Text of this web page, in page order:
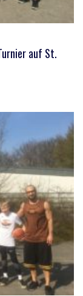
auf St.